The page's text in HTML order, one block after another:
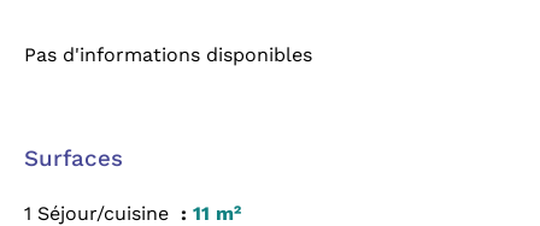
Pas d'informations disponibles
Surfaces
1 Séjour/cuisine
11 m²